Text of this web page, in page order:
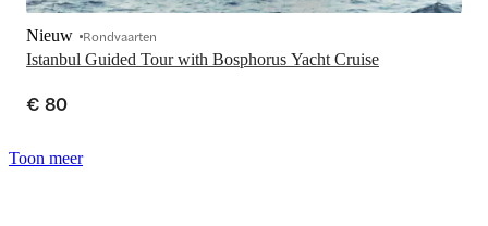
Istanbul Guided Tour with Bosphorus Yacht Cruise
Nieuw Rondvaarten
€ 80
Toon meer